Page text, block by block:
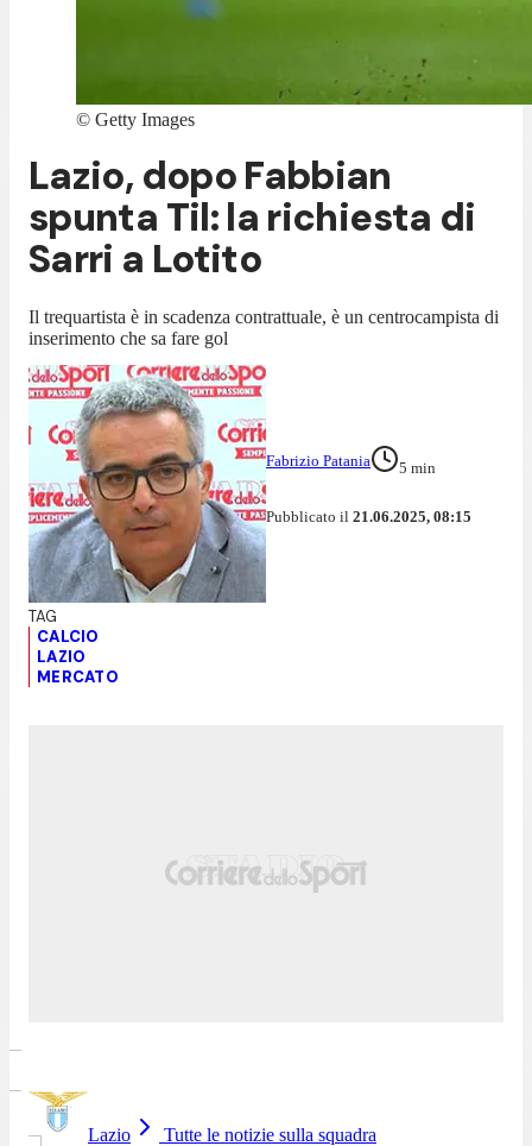
© Getty Images
Lazio, dopo Fabbian
spunta Til: la richiesta di
Sarri a Lotito
Il trequartista è in scadenza contrattuale, è un centrocampista di
inserimento che sa fare gol
Fabrizio Patania 5 min
Pubblicato il 21.06.2025, 08:15
CALCIO
LAZIO
MERCATO
Lazio Tutte le notizie sulla squadra